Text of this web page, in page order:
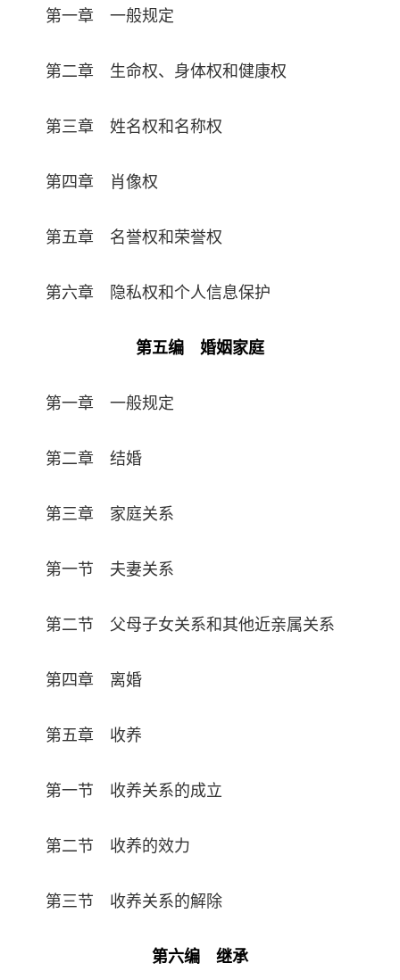
第一章 一般规定
第二章 生命权、身体权和健康权
第三章 姓名权和名称权
第四章 肖像权
第五章 名誉权和荣誉权
第六章 隐私权和个人信息保护
第五编 婚姻家庭
第一章 一般规定
第二章 结婚
第三章 家庭关系
第一节 夫妻关系
第二节 父母子女关系和其他近亲属关系
第四章 离婚
第五章 收养
第一节 收养关系的成立
第二节 收养的效力
第三节 收养关系的解除
第六编 继承